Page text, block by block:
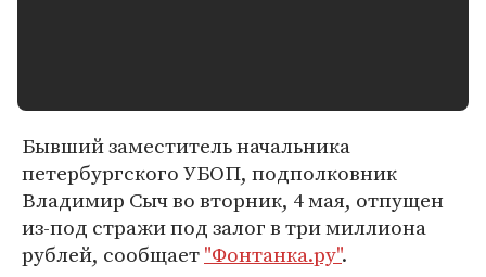
Бывший заместитель начальника
петербургского УБОП, подполковник
Владимир Сыч во вторник, 4 мая, отпущен
из-под стражи под залог в три миллиона
рублей, сообщает"Фонтанка.ру".